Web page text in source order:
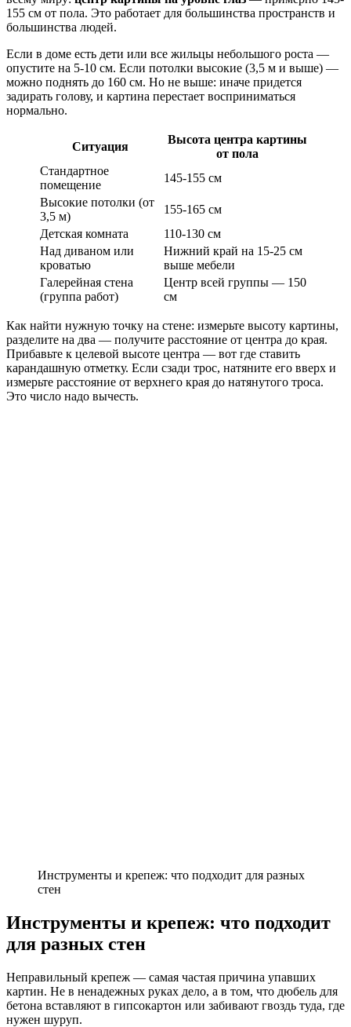
155 см от пола. Это работает для большинства пространств и
большинства людей.
Если в доме есть дети или все жильцы небольшого роста —
опустите на 5-10 см. Если потолки высокие (3,5 м и выше) —
можно поднять до 160 см. Но не выше: иначе придется
задирать голову, и картина перестает восприниматься
нормально.
Ситуация
Высота центра картины
от пола
Стандартное
помещение
145-155 см
Высокие потолки (от
3,5 м)
155-165 см
Детская комната
110-130 см
Над диваном или
кроватью
Нижний край на 15-25 см
выше мебели
Галерейная стена
(группа работ)
Центр всей группы — 150
см
Как найти нужную точку на стене: измерьте высоту картины,
разделите на два — получите расстояние от центра до края.
Прибавьте к целевой высоте центра — вот где ставить
карандашную отметку. Если сзади трос, натяните его вверх и
измерьте расстояние от верхнего края до натянутого троса.
Это число надо вычесть.
Инструменты и крепеж: что подходит для разных
стен
Инструменты и крепеж: что подходит
для разных стен
Неправильный крепеж — самая частая причина упавших
картин. Не в ненадежных руках дело, а в том, что дюбель для
бетона вставляют в гипсокартон или забивают гвоздь туда, где
нужен шуруп.